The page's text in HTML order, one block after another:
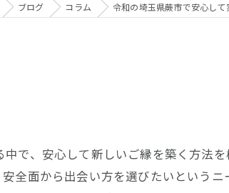
ブログ コラム 令和の埼玉県蕨市で安心し
で、安心して新しいご縁を築く方法
全面から出会い方を選びたいというニ